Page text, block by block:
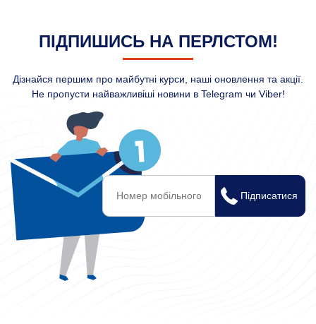
ПІДПИШИСЬ НА ПЕРЛСТОМ!
Дізнайся першим про майбутні курси, наші оновлення та акції.
Не пропусти найважливіші новини в Telegram чи Viber!